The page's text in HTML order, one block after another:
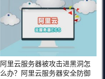
阿里云服务器被攻击进黑洞怎
么办？阿里云服务器安全防御